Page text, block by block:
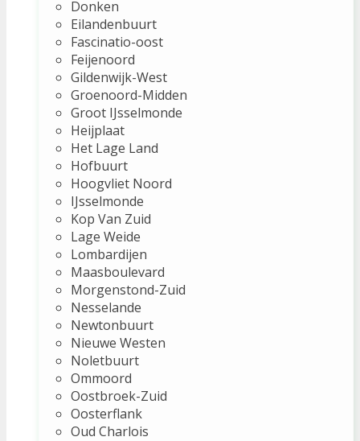
Donken
Eilandenbuurt
Fascinatio-oost
Feijenoord
Gildenwijk-West
Groenoord-Midden
Groot IJsselmonde
Heijplaat
Het Lage Land
Hofbuurt
Hoogvliet Noord
IJsselmonde
Kop Van Zuid
Lage Weide
Lombardijen
Maasboulevard
Morgenstond-Zuid
Nesselande
Newtonbuurt
Nieuwe Westen
Noletbuurt
Ommoord
Oostbroek-Zuid
Oosterflank
Oud Charlois